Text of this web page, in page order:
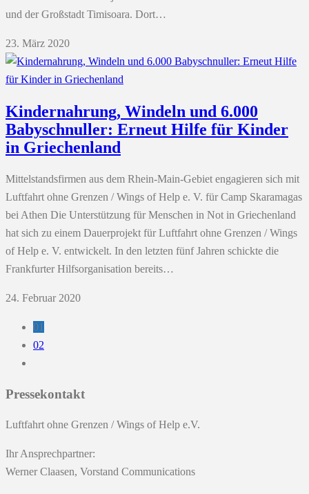
und der Großstadt Timisoara. Dort…
23. März 2020
Kindernahrung, Windeln und 6.000
Babyschnuller: Erneut Hilfe für Kinder
in Griechenland
Mittelstandsfirmen aus dem Rhein-Main-Gebiet engagieren sich mit
Luftfahrt ohne Grenzen / Wings of Help e. V. für Camp Skaramagas
bei Athen Die Unterstützung für Menschen in Not in Griechenland
hat sich zu einem Dauerprojekt für Luftfahrt ohne Grenzen / Wings
of Help e. V. entwickelt. In den letzten fünf Jahren schickte die
Frankfurter Hilfsorganisation bereits…
24. Februar 2020
01
02
Pressekontakt
Luftfahrt ohne Grenzen / Wings of Help e.V.
Ihr Ansprechpartner:
Werner Claasen, Vorstand Communications